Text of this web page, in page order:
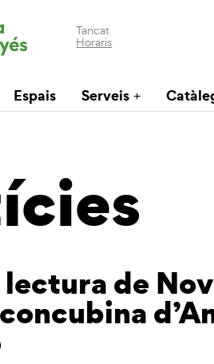
Tancat
Horaris
Espais Serveis
de